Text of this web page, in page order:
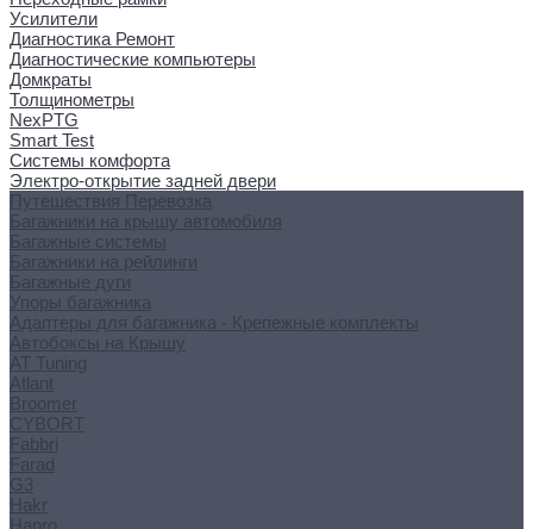
Усилители
Диагностика Ремонт
Диагностические компьютеры
Домкраты
Толщинометры
NexPTG
Smart Test
Системы комфорта
Электро-открытие задней двери
Путешествия Перевозка
Багажники на крышу автомобиля
Багажные системы
Багажники на рейлинги
Багажные дуги
Упоры багажника
Адаптеры для багажника - Крепежные комплекты
Автобоксы на Крышу
AT Tuning
Atlant
Broomer
CYBORT
Fabbri
Farad
G3
Hakr
Hapro